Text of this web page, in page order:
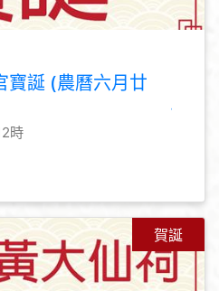
寶誕 (農曆六月廿
時
賀誕